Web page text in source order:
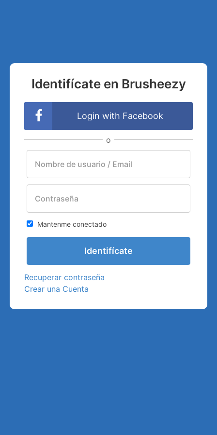
Identifícate en Brusheezy
Login with Facebook
o
Nombre de usuario / Email
Contraseña
Mantenme conectado
Recuperar contraseña
Crear una Cuenta